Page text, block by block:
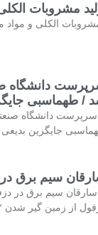
مشروبات
الکلی و
دانشگاه
/ طهماسبی
دانشگاه
جایگزین بدیعی
سیم برق
سیم برق در
از زمین گیر شدن ۲ سارق سیم برق